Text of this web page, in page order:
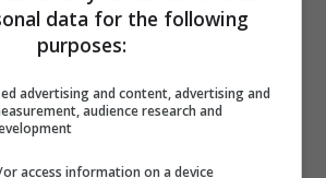
insieme. E’ la prima volta
restiamo amici per amore
che è stato molto voluto,
data for the following
purposes:
advertising and content, advertising and
audience research and
access information on a device